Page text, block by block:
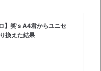
】笑's A4君からユニセ
換えた結果